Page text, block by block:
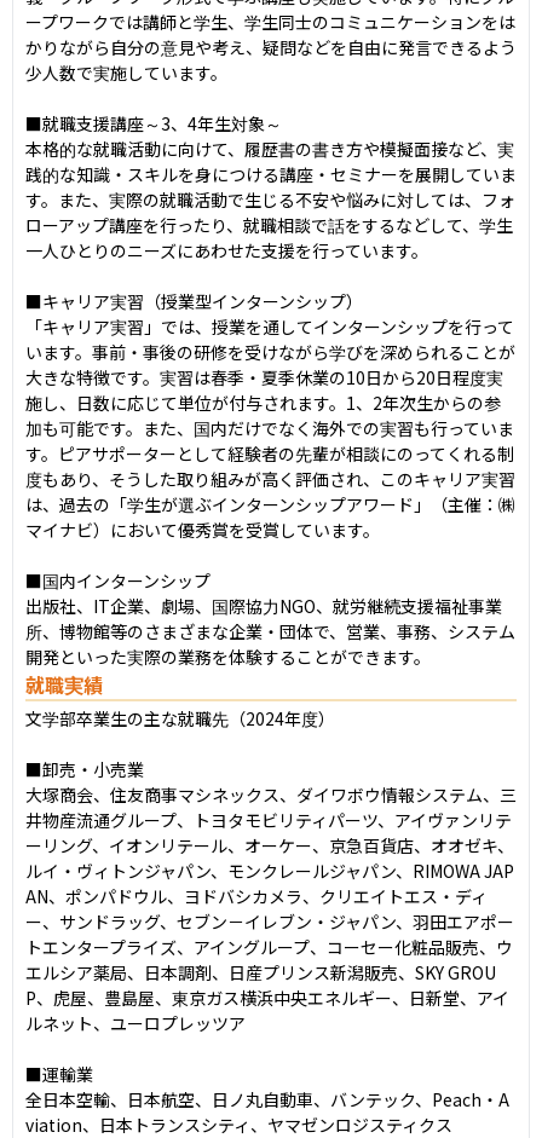
ープワークでは講師と学生、学生同士のコミュニケーションをは
かりながら自分の意見や考え、疑問などを自由に発言できるよう
少人数で実施しています。
■就職支援講座～3、4年生対象～
本格的な就職活動に向けて、履歴書の書き方や模擬面接など、実
践的な知識・スキルを身につける講座・セミナーを展開していま
す。また、実際の就職活動で生じる不安や悩みに対しては、フォ
ローアップ講座を行ったり、就職相談で話をするなどして、学生
一人ひとりのニーズにあわせた支援を行っています。
■キャリア実習（授業型インターンシップ）
「キャリア実習」では、授業を通してインターンシップを行って
います。事前・事後の研修を受けながら学びを深められることが
大きな特徴です。実習は春季・夏季休業の10日から20日程度実
施し、日数に応じて単位が付与されます。1、2年次生からの参
加も可能です。また、国内だけでなく海外での実習も行っていま
す。ピアサポーターとして経験者の先輩が相談にのってくれる制
度もあり、そうした取り組みが高く評価され、このキャリア実習
は、過去の「学生が選ぶインターンシップアワード」（主催：㈱
マイナビ）において優秀賞を受賞しています。
■国内インターンシップ
出版社、IT企業、劇場、国際協力NGO、就労継続支援福祉事業
所、博物館等のさまざまな企業・団体で、営業、事務、システム
開発といった実際の業務を体験することができます。
就職実績
文学部卒業生の主な就職先（2024年度）
■卸売・小売業
大塚商会、住友商事マシネックス、ダイワボウ情報システム、三
井物産流通グループ、トヨタモビリティパーツ、アイヴァンリテ
ーリング、イオンリテール、オーケー、京急百貨店、オオゼキ、
ルイ・ヴィトンジャパン、モンクレールジャパン、RIMOWA JAP
AN、ポンパドウル、ヨドバシカメラ、クリエイトエス・ディ
ー、サンドラッグ、セブン－イレブン・ジャパン、羽田エアポー
トエンタープライズ、アイングループ、コーセー化粧品販売、ウ
エルシア薬局、日本調剤、日産プリンス新潟販売、SKY GROU
P、虎屋、豊島屋、東京ガス横浜中央エネルギー、日新堂、アイ
ルネット、ユーロプレッツア
■運輸業
全日本空輸、日本航空、日ノ丸自動車、バンテック、Peach・A
viation、日本トランスシティ、ヤマゼンロジスティクス